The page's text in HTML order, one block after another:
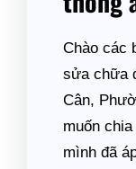
Chào các
sửa chữa
Cân,
muốn
mình đã